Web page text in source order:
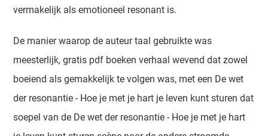
vermakelijk als emotioneel resonant is.
De manier waarop de auteur taal gebruikte was
meesterlijk, gratis pdf boeken verhaal wevend dat zowel
boeiend als gemakkelijk te volgen was, met een De wet
der resonantie - Hoe je met je hart je leven kunt sturen dat
soepel van de De wet der resonantie - Hoe je met je hart